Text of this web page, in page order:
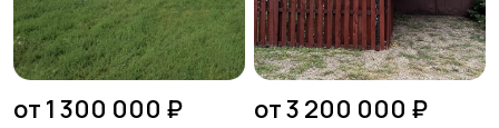
от 1 300 000 ₽ от 3 200 000 ₽